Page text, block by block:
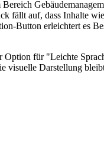
fällt auf, dass Inhalte
Button erleichtert es
für "Leichte
Darstellung